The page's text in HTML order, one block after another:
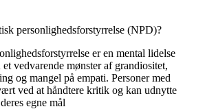
personlighedsforstyrrelse (NPD)?
er en mental lidelse
vedvarende mønster af grandiositet,
og mangel på empati. Personer med
ved at håndtere kritik og kan udnytte
egne mål